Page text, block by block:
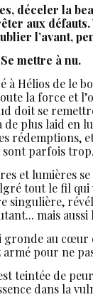
déceler la
aux
l’avant,
Se mettre à nu.
à Hélios de le
la force et
doit se
de plus laid en
rédemptions,
parfois
et lumières
tout le fil
singulière,
mais aussi
gronde au cœur
armé pour ne
teintée de
dans la